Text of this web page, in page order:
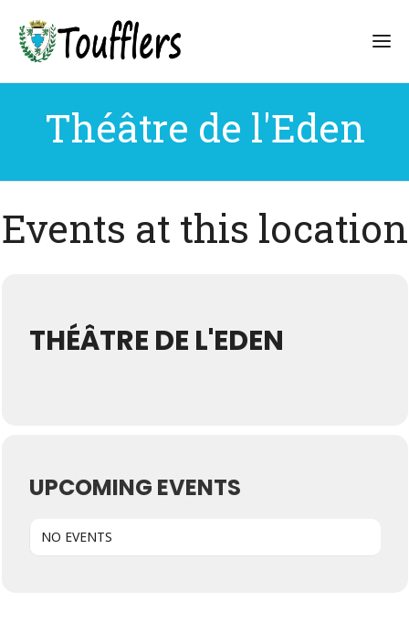
Théâtre de l'Eden
Events at this location
THÉÂTRE DE L'EDEN
UPCOMING EVENTS
NO EVENTS